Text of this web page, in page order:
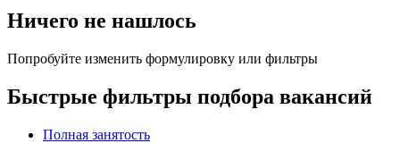
Ничего не нашлось
Попробуйте изменить формулировку или фильтры
Быстрые фильтры подбора вакансий
Полная занятость